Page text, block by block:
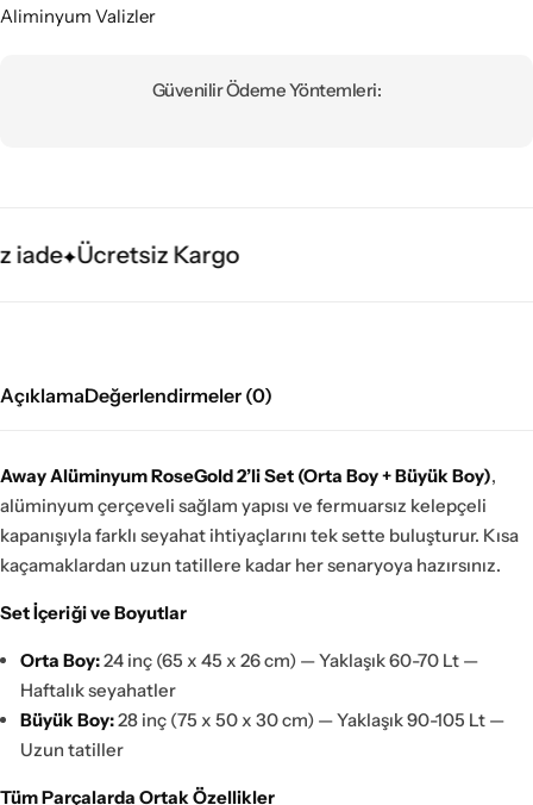
Aliminyum Valizler
Güvenilir Ödeme Yöntemleri:
Ücretsiz Kargo
AçıklamaDeğerlendirmeler (0)
Away Alüminyum RoseGold 2’li Set (Orta Boy + Büyük Boy),
alüminyum çerçeveli sağlam yapısı ve fermuarsız kelepçeli
kapanışıyla farklı seyahat ihtiyaçlarını tek sette buluşturur. Kısa
kaçamaklardan uzun tatillere kadar her senaryoya hazırsınız.
Set İçeriği ve Boyutlar
Orta Boy:24 inç (65 x 45 x 26 cm) — Yaklaşık 60-70 Lt —
Haftalık seyahatler
Büyük Boy:28 inç (75 x 50 x 30 cm) — Yaklaşık 90-105 Lt —
Uzun tatiller
Tüm Parçalarda Ortak Özellikler